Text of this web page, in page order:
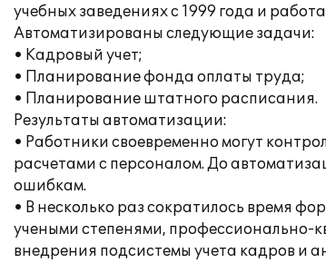
учебных заведениях с 1999 года и
Автоматизированы следующие задачи:
• Кадровый учет;
• Планирование фонда оплаты труда;
• Планирование штатного расписания.
Результаты автоматизации:
• Работники своевременно могут
расчетами с персоналом. До
ошибкам.
• В несколько раз сократилось время
учеными степенями, профессионально-
внедрения подсистемы учета кадров и